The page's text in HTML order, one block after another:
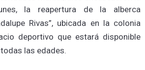
la reapertura de la alberca
Rivas”, ubicada en la colonia
deportivo que estará disponible
las edades.